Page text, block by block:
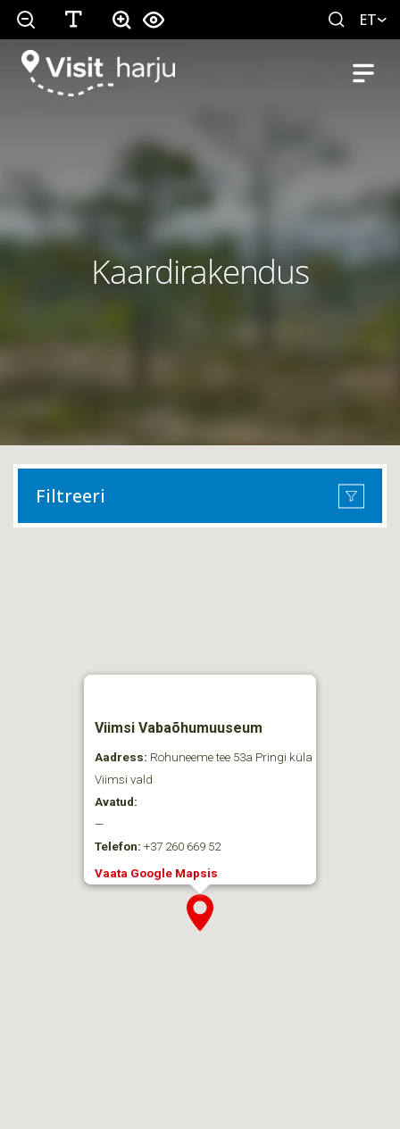
ET
Kaardirakendus
Filtreeri
Viimsi Vabaõhumuuseum
Aadress: Rohuneeme tee 53a Pringi küla
Viimsi vald
Avatud:
—
Telefon: +37 260 669 52
Vaata Google Mapsis